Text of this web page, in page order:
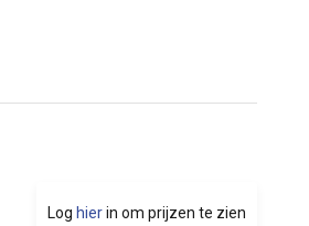
Log hierin om prijzen te zien